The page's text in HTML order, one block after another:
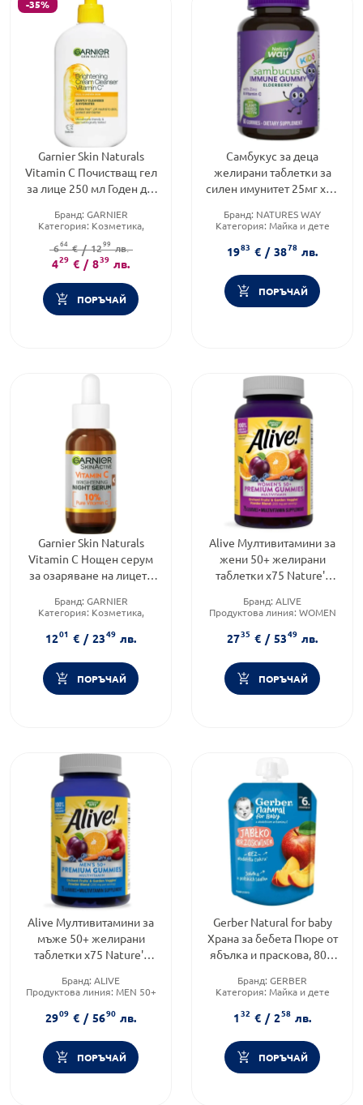
-35%
Garnier Skin Naturals
Vitamin C Почистващ гел
за лице 250 мл Годен до:
Бранд: GARNIER
Категория: Козметика,
Продуктова линия:VITAMIN C
664€ / 1299лв.
429 € / 839 лв.
ПОРЪЧАЙ
Самбукус за деца
желирани таблетки за
силен имунитет 25мг х60
Бранд: NATURES WAY
Категория: Майка и дете
желирани таблетки
1983 € / 3878 лв.
ПОРЪЧАЙ
Garnier Skin Naturals
Vitamin C Нощен серум
за озаряване на лицето
Бранд: GARNIER
Категория: Козметика,
Тип козметика:Масова
козметика
1201 € / 2349 лв.
ПОРЪЧАЙ
Alive Мултивитамини за
жени 50+ желирани
таблетки х75 Nature's
Бранд: ALIVE
Продуктова линия: WOMEN
желирани таблетки
2735 € / 5349 лв.
ПОРЪЧАЙ
Alive Мултивитамини за
мъже 50+ желирани
таблетки х75 Nature's
Бранд: ALIVE
Продуктова линия: MEN 50+
желирани таблетки
2909 € / 5690 лв.
ПОРЪЧАЙ
Gerber Natural for baby
Храна за бебета Пюре от
ябълка и праскова, 80g,
Бранд: GERBER
Категория: Майка и дете
132 € / 258 лв.
ПОРЪЧАЙ